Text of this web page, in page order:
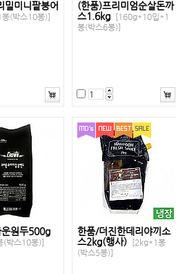
밀미니팥붕어
(박스10봉)]
(한품)프리미엄순살돈까
스1.6kg
[160g*10입*1
봉(박스6봉)]
원두500g
박스10봉)]
한품/더진한데리야끼소
스2kg(행사)
[2kg*1봉
(박스5봉)]